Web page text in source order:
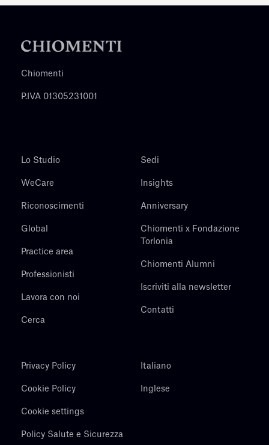
Chiomenti
P.IVA 01305231001
Lo Studio
WeCare
Riconoscimenti
Global
Practice area
Professionisti
Lavora con noi
Cerca
Sedi
Insights
Anniversary
Chiomenti x Fondazione
Torlonia
Chiomenti Alumni
Iscriviti alla newsletter
Contatti
Privacy Policy
Cookie Policy
Cookie settings
Policy Salute e Sicurezza
Italiano
Inglese